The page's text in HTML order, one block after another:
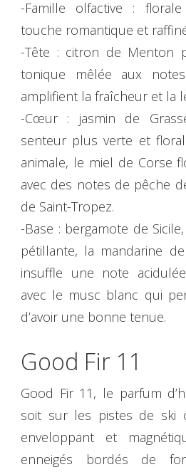
-Famille olfactive :
touche romantique et
-Tête : citron de Menton
tonique mêlée aux
amplifient la fraîcheur et la
-Cœur : jasmin de
senteur plus verte et
animale, le miel de Corse
avec des notes de pêche
de Saint-Tropez.
-Base : bergamote de
pétillante, la mandarine
insuffle une note
avec le musc blanc qui
d’avoir une bonne tenue.
Good Fir 11
Good Fir 11, le parfum
soit sur les pistes de ski
enveloppant et
enneigés bordés de